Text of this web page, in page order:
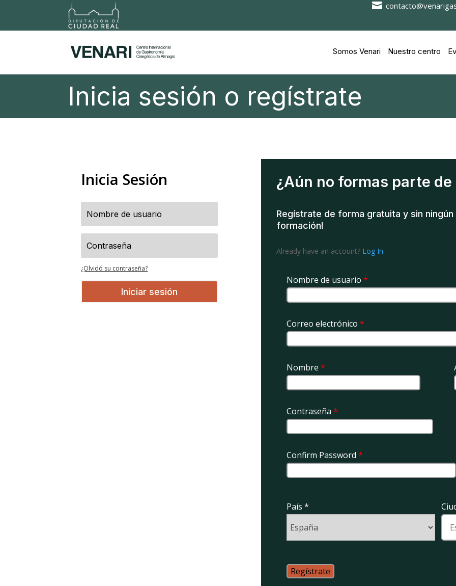

Somos Venari Nuestro centro
Inicia sesión o regístrate
Inicia Sesión
¿Olvidó su contraseña?
Iniciar sesión
¿Aún no formas parte
Regístrate de forma gratuita y sin
formación!
Already have an account? Log In
Nombre de usuario *
Correo electrónico *
Nombre *
Contraseña *
Confirm Password *
País *